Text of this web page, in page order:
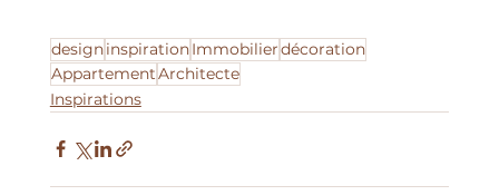
designinspirationImmobilierdécoration
AppartementArchitecte
Inspirations